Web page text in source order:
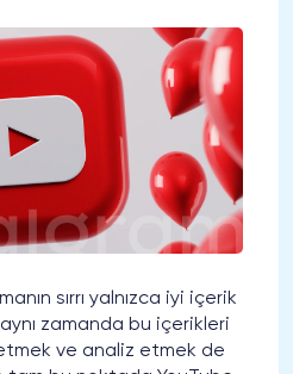
sırrı yalnızca iyi içerik
zamanda bu içerikleri
ve analiz etmek de